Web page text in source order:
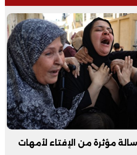
مؤثرة من الإفتاء لأمهات